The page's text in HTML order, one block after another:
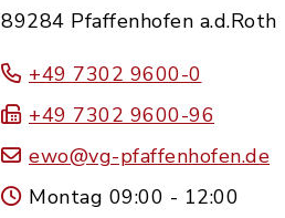
89284 Pfaffenhofen a.d.Roth
+49 7302 9600-0
+49 7302 9600-96
ewo@vg-pfaffenhofen.de
Montag 09:00 - 12:00